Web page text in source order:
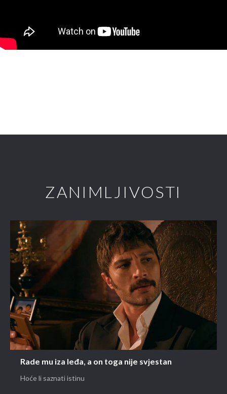
ZANIMLJIVOSTI
Rade mu iza leđa, a on toga nije svjestan
Hoće li saznati istinu